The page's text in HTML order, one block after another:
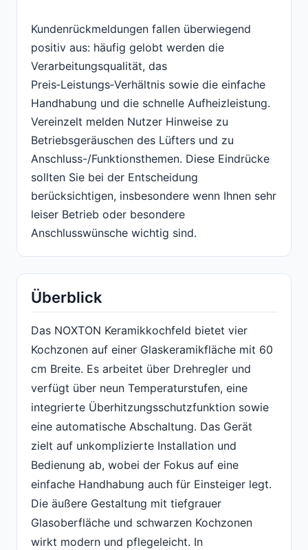
Kundenrückmeldungen fallen überwiegend
positiv aus: häufig gelobt werden die
Verarbeitungsqualität, das
Preis‑Leistungs‑Verhältnis sowie die einfache
Handhabung und die schnelle Aufheizleistung.
Vereinzelt melden Nutzer Hinweise zu
Betriebsgeräuschen des Lüfters und zu
Anschluss-/Funktionsthemen. Diese Eindrücke
sollten Sie bei der Entscheidung
berücksichtigen, insbesondere wenn Ihnen sehr
leiser Betrieb oder besondere
Anschlusswünsche wichtig sind.
Überblick
Das NOXTON Keramikkochfeld bietet vier
Kochzonen auf einer Glaskeramikfläche mit 60
cm Breite. Es arbeitet über Drehregler und
verfügt über neun Temperaturstufen, eine
integrierte Überhitzungsschutzfunktion sowie
eine automatische Abschaltung. Das Gerät
zielt auf unkomplizierte Installation und
Bedienung ab, wobei der Fokus auf eine
einfache Handhabung auch für Einsteiger legt.
Die äußere Gestaltung mit tiefgrauer
Glasoberfläche und schwarzen Kochzonen
wirkt modern und pflegeleicht. In